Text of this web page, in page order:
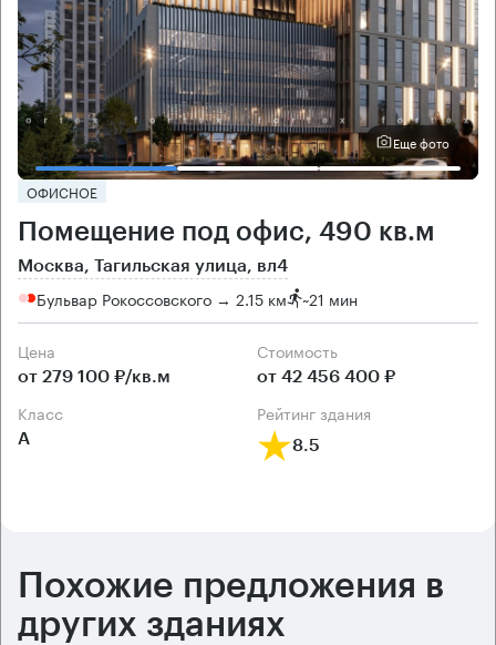
Еще фото
ОФИСНОЕ
Помещение под офис, 490 кв.м
Москва, Тагильская улица, вл4
Бульвар Рокоссовского → 2.15 км ~21 мин
Цена
от 279 100 ₽/кв.м
Cтоимость
от 42 456 400 ₽
класс
А
рейтинг здания
8.5
Похожие предложения в
других зданиях